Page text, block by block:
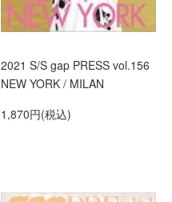
2021 S/S gap PRESS vol.156
NEW YORK / MILAN
1,870円(税込)